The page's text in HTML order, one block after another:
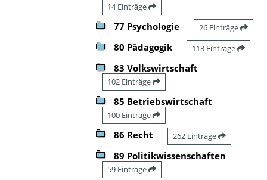
14 Einträge
77 Psychologie 26 Einträge
80 Pädagogik 113 Einträge
83 Volkswirtschaft
102 Einträge
85 Betriebswirtschaft
100 Einträge
86 Recht 262 Einträge
89 Politikwissenschaften
59 Einträge